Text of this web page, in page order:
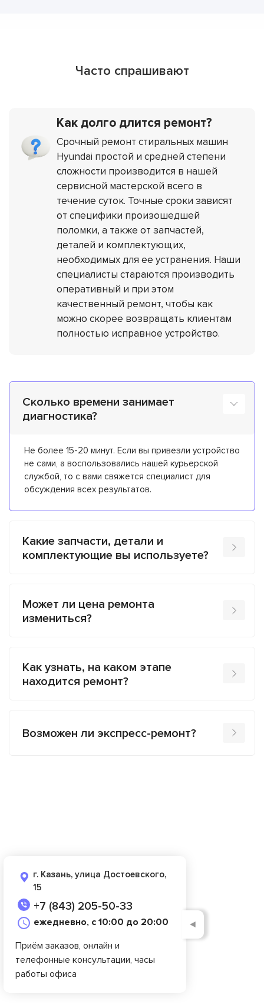
Часто спрашивают
Как долго длится ремонт?
Срочный ремонт стиральных машин
Hyundai простой и средней степени
сложности производится в нашей
сервисной мастерской всего в
течение суток. Точные сроки зависят
от специфики произошедшей
поломки, а также от запчастей,
деталей и комплектующих,
необходимых для ее устранения. Наши
специалисты стараются производить
оперативный и при этом
качественный ремонт, чтобы как
можно скорее возвращать клиентам
полностью исправное устройство.
Сколько времени занимает
диагностика?
Не более 15-20 минут. Если вы привезли устройство
не сами, а воспользовались нашей курьерской
службой, то с вами свяжется специалист для
обсуждения всех результатов.
Какие запчасти, детали и
комплектующие вы используете?
Может ли цена ремонта
измениться?
Как узнать, на каком этапе
находится ремонт?
Возможен ли экспресс-ремонт?
г. Казань, улица Достоевского,
15
+7 (843) 205-50-33
ежедневно, с 10:00 до 20:00
Приём заказов, онлайн и
телефонные консультации, часы
работы офиса
◄